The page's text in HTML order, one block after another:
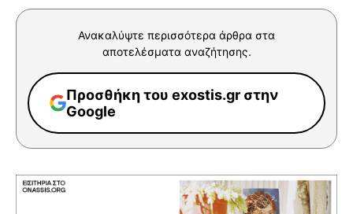
Ανακαλύψτε περισσότερα άρθρα στα
αποτελέσματα αναζήτησης.
Προσθήκη του exostis.gr στην
Google